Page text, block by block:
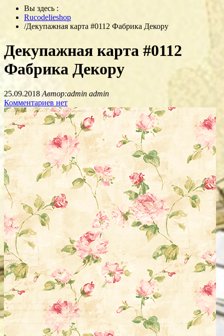
Вы здесь :
Rucodelieshop
/Декупажная карта #0112 Фабрика Декору
Декупажная карта #0112
Фабрика Декору
25.09.2018 Автор:admin admin
Комментариев нет